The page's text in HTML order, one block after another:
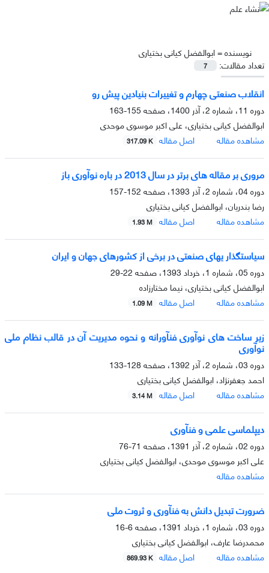
نویسنده =ابوالفضل کیانی بختیاری
تعداد مقالات:
7
انقلاب صنعتی چهارم و تغییرات بنیادین پیش رو
دوره 11، شماره 2، آذر 1400، صفحه
155-163
ابوالفضل کیانی بختیاری، علی اکبر موسوی موحدی
مشاهده مقاله
اصل مقاله 317.09 K
مروری بر مقاله های برتر در سال 2013 در باره نوآوری باز
دوره 04، شماره 2، آذر 1393، صفحه
152-157
رضا بندریان، ابوالفضل کیانی بختیاری
مشاهده مقاله
اصل مقاله 1.93 M
سیاستگذار یهای صنعتی در برخی از کشورهای جهان و ایران
دوره 05، شماره 1، خرداد 1393، صفحه
22-29
ابوالفضل کیانی بختیاری، نیما مختارزاده
مشاهده مقاله
اصل مقاله 1.09 M
زیر ساخت های نوآوری فنآورانه و نحوه مدیریت آن در قالب نظام ملی
نوآوری
دوره 03، شماره 2، آذر 1392، صفحه
128-133
احمد جعفرنژاد، ابوالفضل کیانی بختیاری
مشاهده مقاله
اصل مقاله 3.14 M
دیپلماسی علمی و فنآوری
دوره 02، شماره 2، آذر 1391، صفحه
71-76
علی اکبر موسوی موحدی، ابوالفضل کیانی بختیاری
مشاهده مقاله
ضرورت تبدیل دانش به فنآوری و ثروت ملی
دوره 03، شماره 1، خرداد 1391، صفحه
6-16
محمدرضا عارف، ابوالفضل کیانی بختیاری
مشاهده مقاله
اصل مقاله 869.93 K